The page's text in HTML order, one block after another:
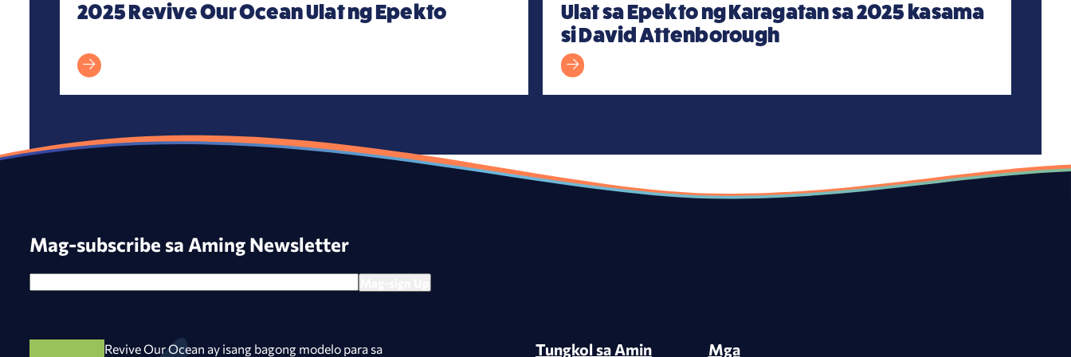
2025 Revive Our Ocean Ulat ng Epekto
Ulat sa Epekto ng Karagatan sa 2025 kasama
si David Attenborough
Mag-subscribe sa Aming Newsletter
Revive Our Ocean ay isang bagong modelo para sa Tungkol sa Amin Mga